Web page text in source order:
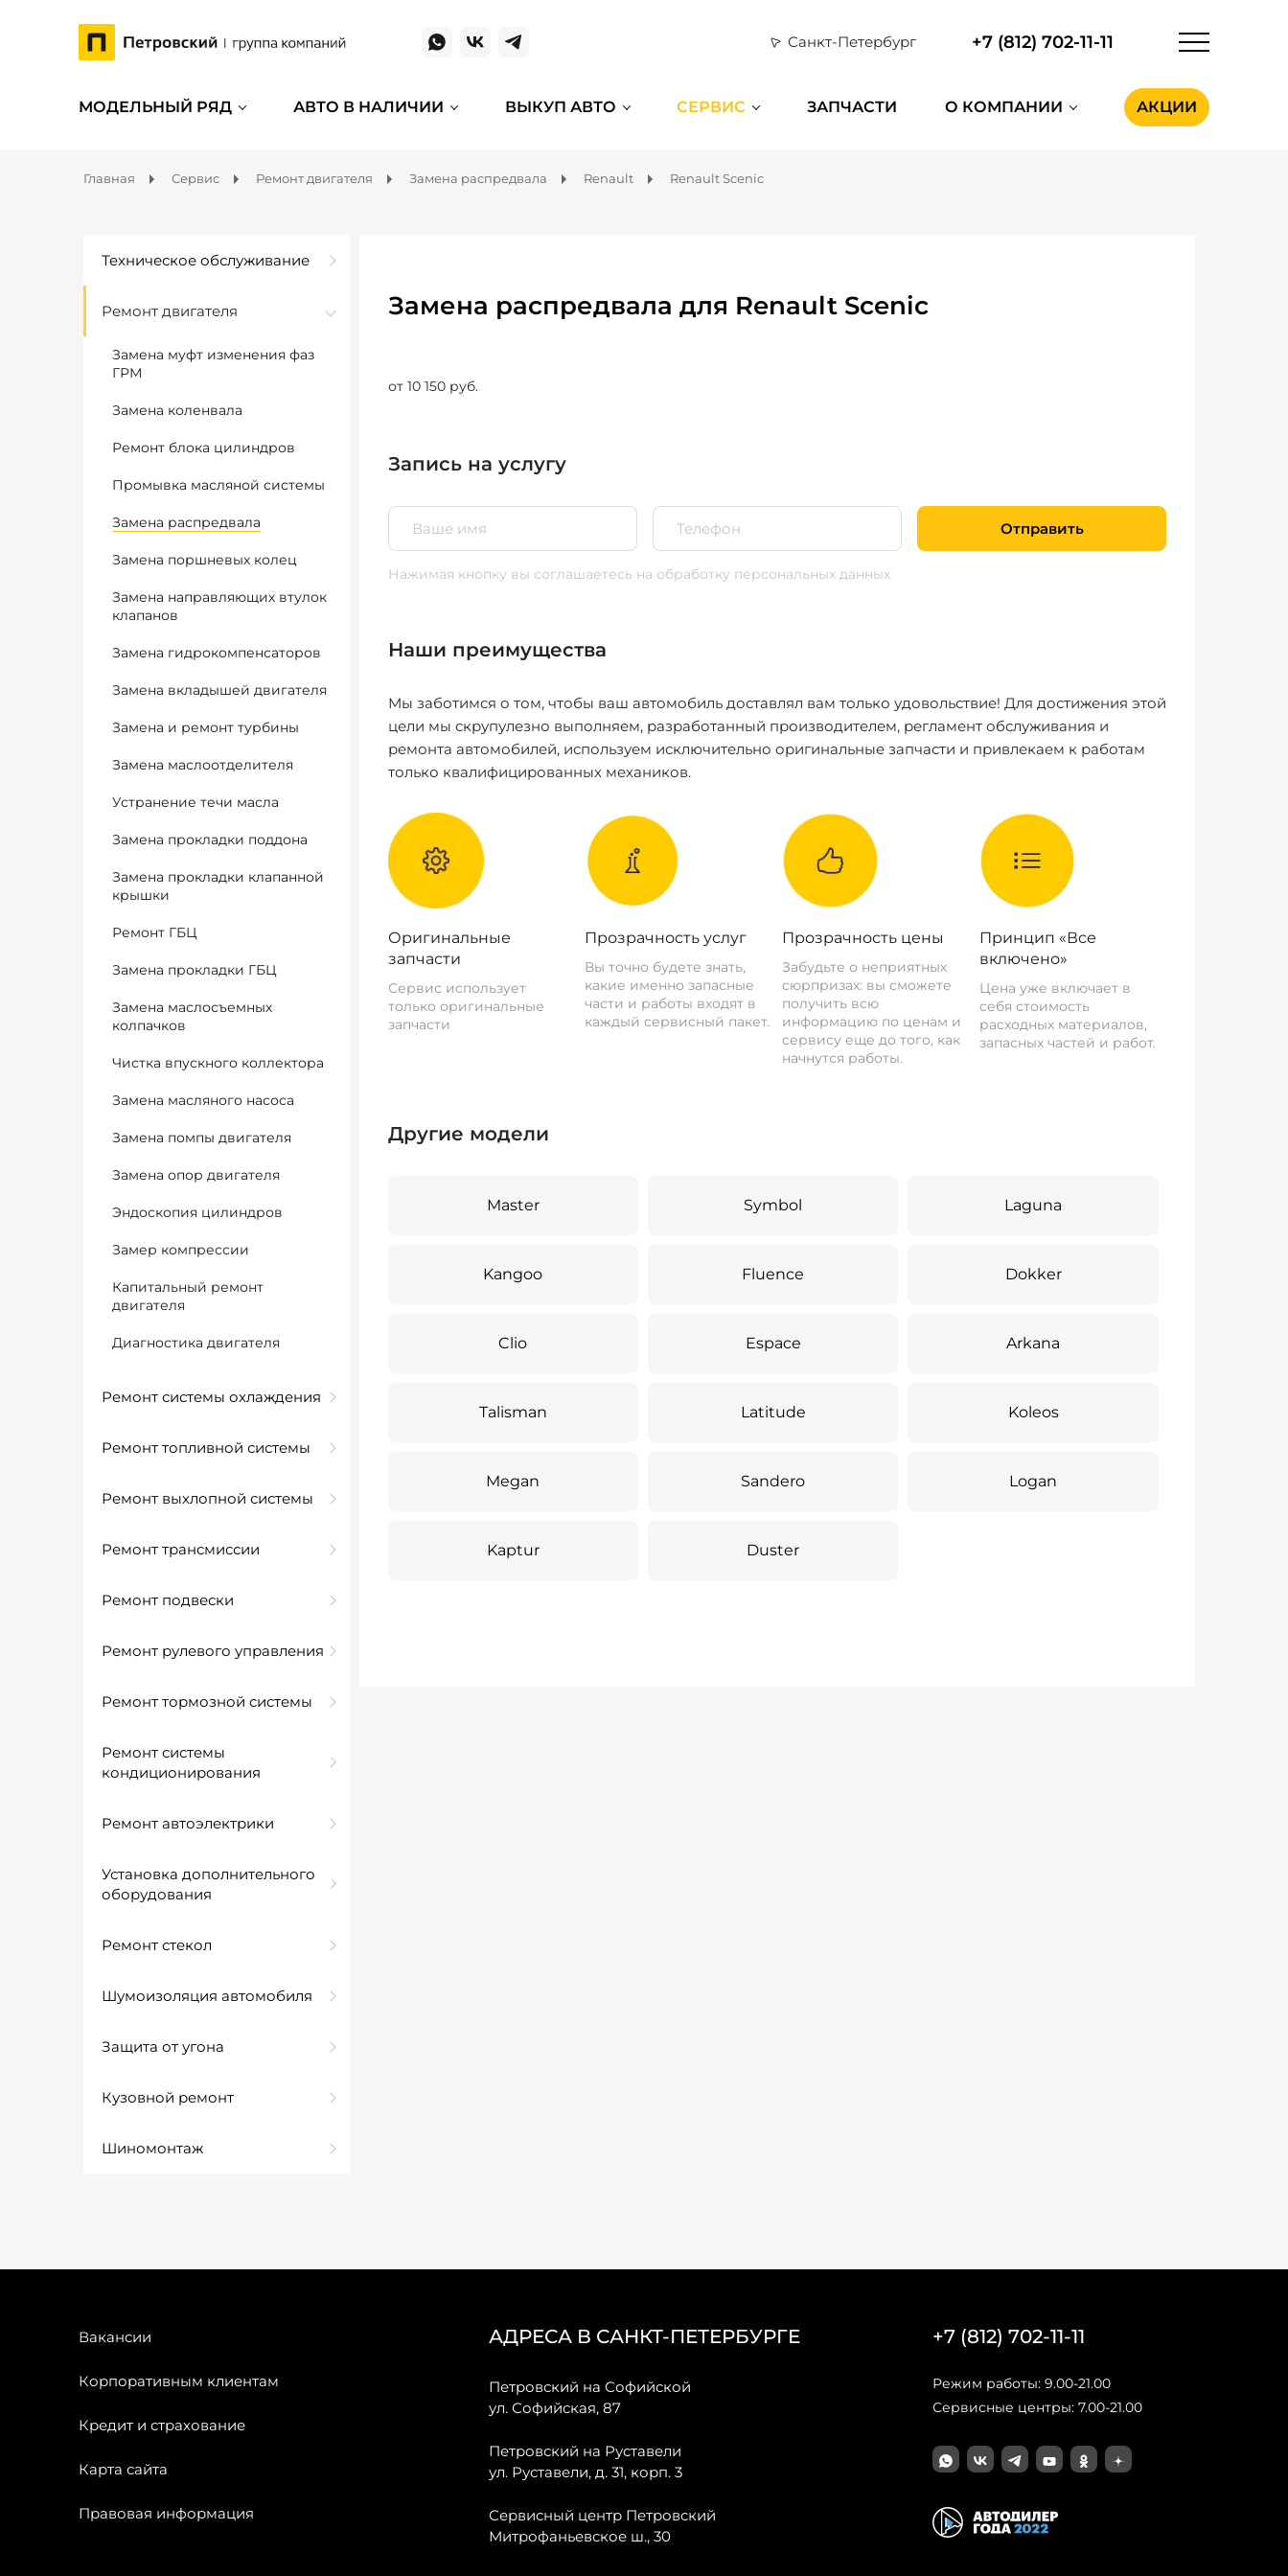
Санкт-Петербург +7 (812) 702-11-11
МОДЕЛЬНЫЙ РЯД АВТО В НАЛИЧИИ ВЫКУП АВТО СЕРВИС ЗАПЧАСТИ О КОМПАНИИ АКЦИИ
Главная Сервис Ремонт двигателя Замена распредвала Renault Renault Scenic
Техническое обслуживание
Ремонт двигателя
Замена муфт изменения фаз
ГРМ
Замена коленвала
Ремонт блока цилиндров
Промывка масляной системы
Замена распредвала
Замена поршневых колец
Замена направляющих втулок
клапанов
Замена гидрокомпенсаторов
Замена вкладышей двигателя
Замена и ремонт турбины
Замена маслоотделителя
Устранение течи масла
Замена прокладки поддона
Замена прокладки клапанной
крышки
Ремонт ГБЦ
Замена прокладки ГБЦ
Замена маслосъемных
колпачков
Чистка впускного коллектора
Замена масляного насоса
Замена помпы двигателя
Замена опор двигателя
Эндоскопия цилиндров
Замер компрессии
Капитальный ремонт
двигателя
Диагностика двигателя
Ремонт системы охлаждения
Ремонт топливной системы
Ремонт выхлопной системы
Ремонт трансмиссии
Ремонт подвески
Ремонт рулевого управления
Ремонт тормозной системы
Ремонт системы
кондиционирования
Ремонт автоэлектрики
Установка дополнительного
оборудования
Ремонт стекол
Шумоизоляция автомобиля
Защита от угона
Кузовной ремонт
Шиномонтаж
Замена распредвала для Renault Scenic
от 10 150 руб.
Запись на услугу
Отправить
Нажимая кнопку вы соглашаетесь на обработку персональных данных
Наши преимущества
Мы заботимся о том, чтобы ваш автомобиль доставлял вам только удовольствие! Для достижения этой
цели мы скрупулезно выполняем, разработанный производителем, регламент обслуживания и
ремонта автомобилей, используем исключительно оригинальные запчасти и привлекаем к работам
только квалифицированных механиков.
Оригинальные
запчасти
Сервис использует
только оригинальные
запчасти
Прозрачность услуг
Вы точно будете знать,
какие именно запасные
части и работы входят в
каждый сервисный пакет.
Прозрачность цены
Забудьте о неприятных
сюрпризах: вы сможете
получить всю
информацию по ценам и
сервису еще до того, как
начнутся работы.
Принцип «Все
включено»
Цена уже включает в
себя стоимость
расходных материалов,
запасных частей и работ.
Другие модели
Master Symbol Laguna
Kangoo Fluence Dokker
Clio Espace Arkana
Talisman Latitude Koleos
Megan Sandero Logan
Kaptur Duster
Вакансии
Корпоративным клиентам
Кредит и страхование
Карта сайта
Правовая информация
АДРЕСА В САНКТ-ПЕТЕРБУРГЕ
Петровский на Софийской
ул. Софийская, 87
Петровский на Руставели
ул. Руставели, д. 31, корп. 3
Сервисный центр Петровский
Митрофаньевское ш., 30
+7 (812) 702-11-11
Режим работы: 9.00-21.00
Сервисные центры: 7.00-21.00